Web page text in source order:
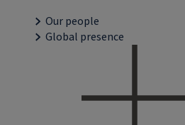
Our people
Global presence